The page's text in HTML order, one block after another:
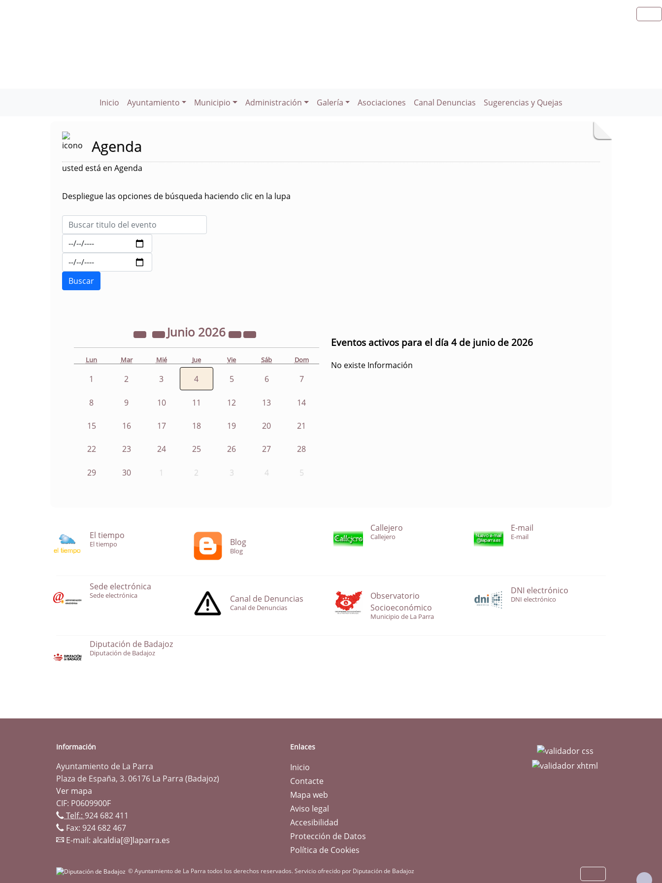
Inicio Ayuntamiento Municipio Administración Galería Asociaciones Canal Denuncias Sugerencias y Quejas
Agenda
usted está en Agenda
Despliegue las opciones de búsqueda haciendo clic en la lupa
Junio 2026
Lun Mar Mié Jue Vie Sáb Dom
1 2 3 4 5 6 7
8 9 10 11 12 13 14
15 16 17 18 19 20 21
22 23 24 25 26 27 28
29 30 1 2 3 4 5
Eventos activos para el día 4 de junio de 2026
No existe Información
El tiempo
El tiempo Blog
Blog
Callejero
Callejero
E-mail
E-mail
Sede electrónica
Sede electrónica Canal de Denuncias
Canal de Denuncias
Observatorio
Socioeconómico
Municipio de La Parra
DNI electrónico
DNI electrónico
Diputación de Badajoz
Diputación de Badajoz
Información
Ayuntamiento de La Parra
Plaza de España, 3. 06176 La Parra (Badajoz)
Ver mapa
CIF: P0609900F
Telf.:924 682 411
Fax: 924 682 467
E-mail: alcaldia[@]laparra.es
Enlaces
Inicio
Contacte
Mapa web
Aviso legal
Accesibilidad
Protección de Datos
Política de Cookies
© Ayuntamiento de La Parra todos los derechos reservados.Servicio ofrecido por Diputación de Badajoz